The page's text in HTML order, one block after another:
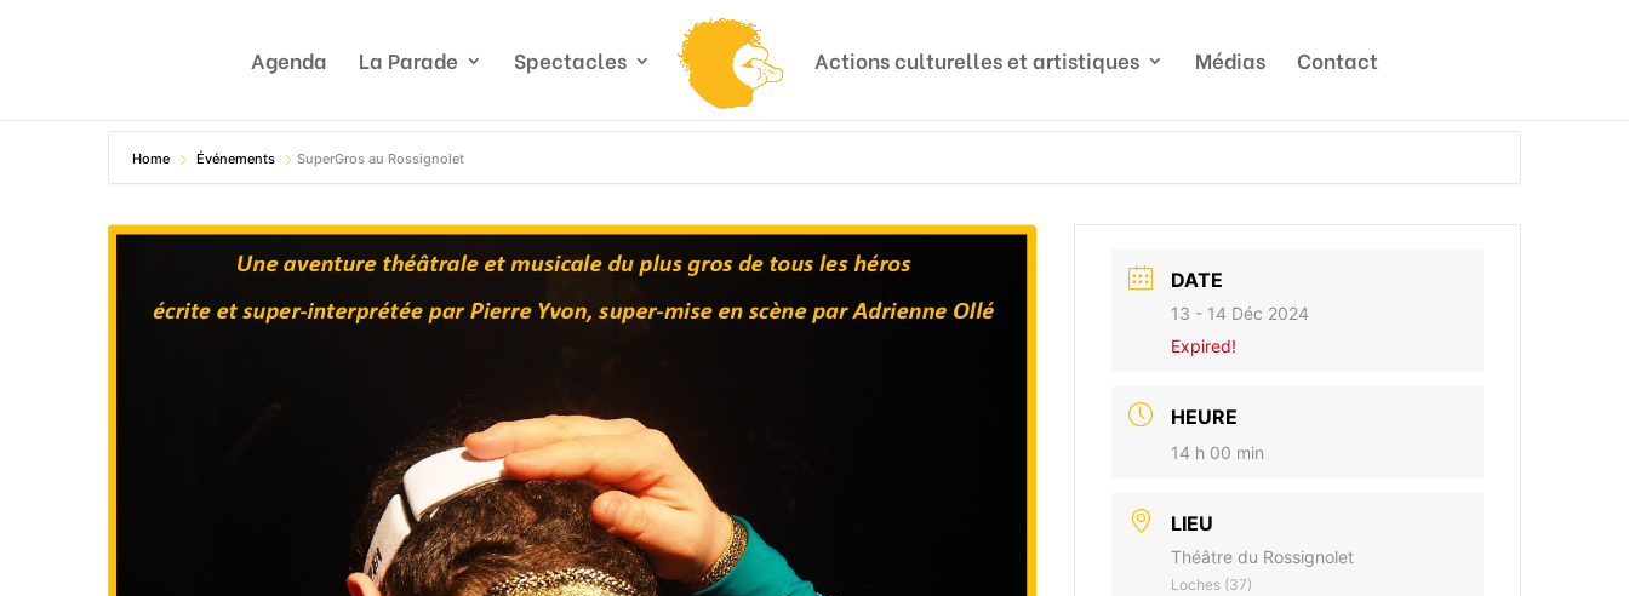
Agenda La Parade Spectacles Actions culturelles et artistiques Médias Contact
Home Événements SuperGros au Rossignolet
DATE
13 - 14 Déc 2024
Expired!
HEURE
14 h 00 min
LIEU
Théâtre du Rossignolet
Loches (37)